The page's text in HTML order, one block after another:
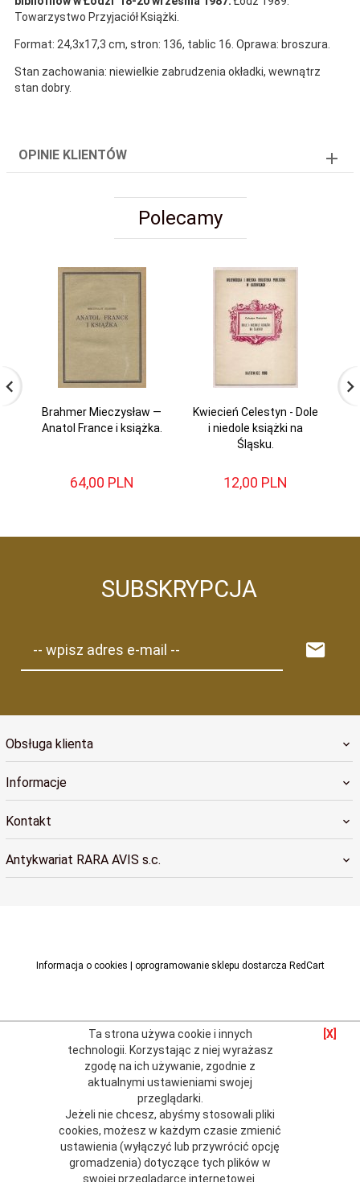
Towarzystwo Przyjaciół Książki.
Format: 24,3x17,3 cm, stron: 136, tablic 16. Oprawa: broszura.
Stan zachowania: niewielkie zabrudzenia okładki, wewnątrz
stan dobry.
OPINIE KLIENTÓW
Polecamy
Brahmer Mieczysław —
Anatol France i książka.
64,00 PLN
Kwiecień Celestyn - Dole
i niedole książki na
Śląsku.
12,00 PLN
SUBSKRYPCJA
-- wpisz adres e-mail --
Obsługa klienta
Informacje
Kontakt
Antykwariat RARA AVIS s.c.
Informacja o cookies oprogramowanie sklepu dostarcza RedCart
Ta strona używa cookie i innych
technologii. Korzystając z niej wyrażasz
zgodę na ich używanie, zgodnie z
aktualnymi ustawieniami swojej
przeglądarki
Jeżeli nie chcesz, abyśmy stosowali pliki
cookies, możesz w każdym czasie zmienić
ustawienia (wyłączyć lub przywrócić opcję
gromadzenia) dotyczące tych plików w
swojej przeglądarce internetowej.
[X]